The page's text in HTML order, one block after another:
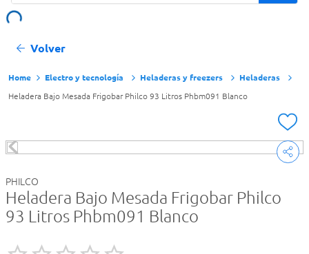
Volver
Electro y tecnología Heladeras y freezers Heladeras
Heladera Bajo Mesada Frigobar Philco 93 Litros Phbm091 Blanco
PHILCO
Heladera Bajo Mesada Frigobar Philco
93 Litros Phbm091 Blanco
Términos más buscados
Yerba
Cerveza
Doves
Papas Fritas